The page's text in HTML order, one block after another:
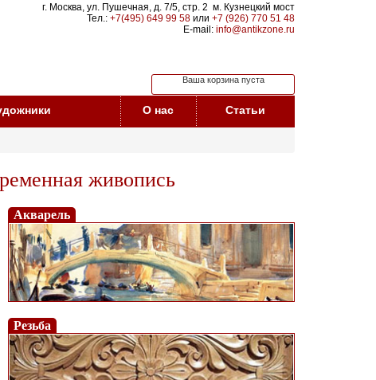
г. Москва, ул. Пушечная, д. 7/5, стр. 2 м. Кузнецкий мост
Тел.: +7(495) 649 99 58 или +7 (926) 770 51 48
E-mail: info@antikzone.ru
Ваша корзина пуста
О нас Статьи
живопись
Акварель
Резьба